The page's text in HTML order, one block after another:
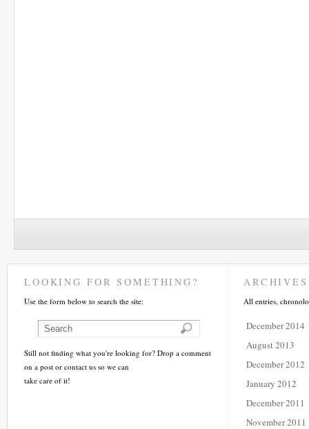
LOOKING FOR SOMETHING?
Use the form below to search the site:
Still not finding what you're looking for? Drop a comment
on a post or contact us so we can
take care of it!
ARCHIVES
All entries,
December 2014
August 2013
December 2012
January 2012
December 2011
November 2011